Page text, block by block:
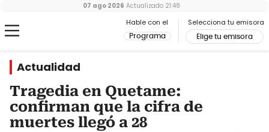
Hable con el
Programa
Selecciona tu emisora
Elige tu emisora
07 ago 2026 Actualizado 21:48
Actualidad
Tragedia en Quetame:
confirman que la cifra de
muertes llegó a 28